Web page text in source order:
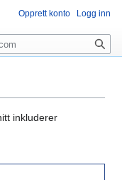
inkluderer
Opprett konto Logg inn